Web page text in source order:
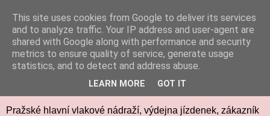
Gaybook.cz
11. prosince 2013
Stručný cestující
Pražské hlavní vlakové nádraží, výdejna jízdenek, zákazník
This site uses cookies from Google to deliver its services
and to analyze traffic. Your IP address and user-agent are
shared with Google along with performance and security
metrics to ensure quality of service, generate usage
statistics, and to detect and address abuse.
LEARN MORE GOT IT